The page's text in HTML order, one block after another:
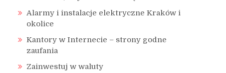
Alarmy i instalacje elektryczne Kraków i
okolice
Kantory w Internecie – strony godne
zaufania
Zainwestuj w waluty